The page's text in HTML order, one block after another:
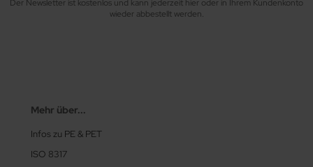
Der Newsletter ist kostenlos und kann jederzeit hier oder in Ihrem Kundenkonto
wieder abbestellt werden.
Mehr über...
Infos zu PE & PET
ISO 8317